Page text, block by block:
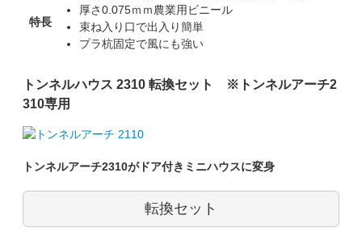
特長
厚さ0.075ｍｍ農業用ビニール
束ね入り口で出入り簡単
プラ杭固定で風にも強い
トンネルハウス 2310 転換セット
※トンネルアーチ2
310専用
トンネルアーチ2310がドア付きミニハウスに変身
転換セット